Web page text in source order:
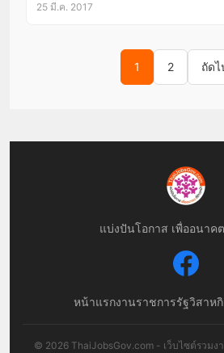
25 มี.ค. 2017
Posts pagination
1 2 ถัดไ
แบ่งปันโอกาส เพื่ออนาค
หน้าแรกงานราชการรัฐวิสาห
© 2026 ThaiJobsGov.com - เว็บไซต์รวมง